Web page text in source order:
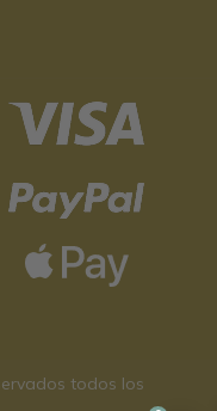
todos los